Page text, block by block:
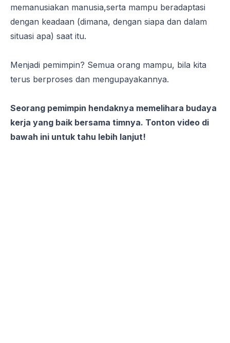
memanusiakan manusia,serta mampu beradaptasi
dengan keadaan (dimana, dengan siapa dan dalam
situasi apa) saat itu.
Menjadi pemimpin? Semua orang mampu, bila kita
terus berproses dan mengupayakannya.
Seorang pemimpin hendaknya memelihara budaya
kerja yang baik bersama timnya. Tonton video di
bawah ini untuk tahu lebih lanjut!